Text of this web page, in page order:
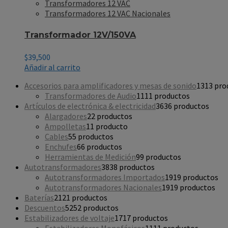
Transformadores 12 VAC
Transformadores 12 VAC Nacionales
Transformador 12V/150VA
$39,500
Añadir al carrito
Accesorios para amplificadores y mesas de sonido1313
Transformadores de Audio1111 productos
Artículos de electrónica & electricidad3636 productos
Alargadores22 productos
Ampolletas11 producto
Cables55 productos
Enchufes66 productos
Herramientas de Medición99 productos
Autotransformadores3838 productos
Autotransformadores Importados1919 productos
Autotransformadores Nacionales1919 productos
Baterías2121 productos
Descuentos5252 productos
Estabilizadores de voltaje1717 productos